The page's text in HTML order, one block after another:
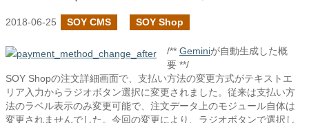
2018-06-25 SOY CMS SOY Shop
/** Geminiが自動生成した概
要 **/
SOY Shopの注文詳細画面で、支払い方法の変更方式がテキストエ
リア入力からラジオボタン選択に変更されました。従来は支払い方
法のラベル表示のみ変更可能で、注文データ上のモジュール自体は
変更されませんでした。今回の変更により、ラジオボタンで選択し